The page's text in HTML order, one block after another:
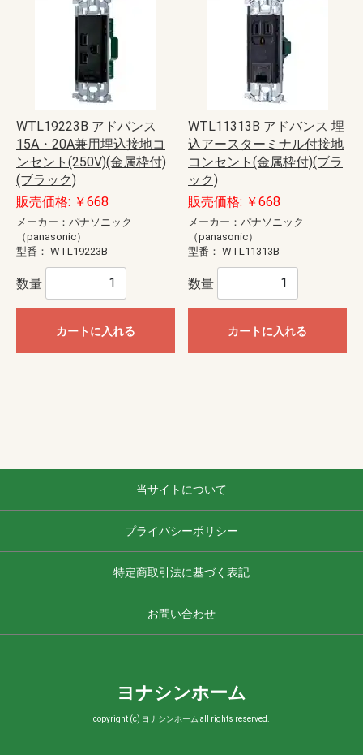
WTL19223B アドバンス
15A・20A兼用埋込接地コ
ンセント(250V)(金属枠付)
(ブラック)
販売価格: ￥668
メーカー：パナソニック
（panasonic）
型番： WTL19223B
数量
カートに入れる
WTL11313B アドバンス 埋
込アースターミナル付接地
コンセント(金属枠付)(ブラ
ック)
販売価格: ￥668
メーカー：パナソニック
（panasonic）
型番： WTL11313B
数量
カートに入れる
当サイトについて
プライバシーポリシー
特定商取引法に基づく表記
お問い合わせ
ヨナシンホーム
copyright (c) ヨナシンホーム all rights reserved.